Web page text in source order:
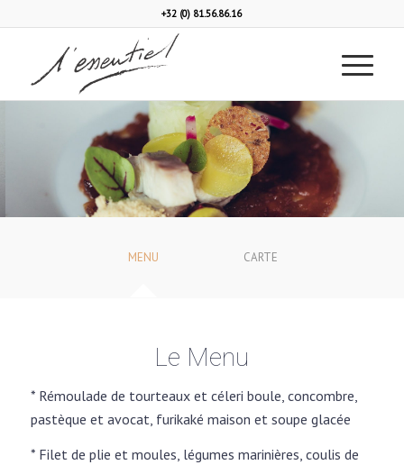
+32 (0) 81.56.86.16
MENU CARTE
Le Menu
* Rémoulade de tourteaux et céleri boule, concombre,
pastèque et avocat, furikaké maison et soupe glacée
* Filet de plie et moules, légumes marinières, coulis de